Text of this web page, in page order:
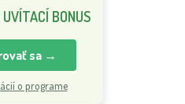
BONUS
sa →
o programe